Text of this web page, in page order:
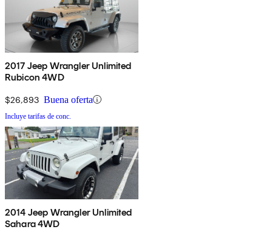
2017 Jeep Wrangler Unlimited
Rubicon 4WD
$26,893 Buena oferta
Incluye tarifas de conc.
2014 Jeep Wrangler Unlimited
Sahara 4WD